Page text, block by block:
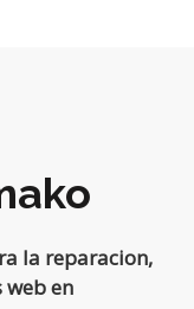
la reparacion,
en